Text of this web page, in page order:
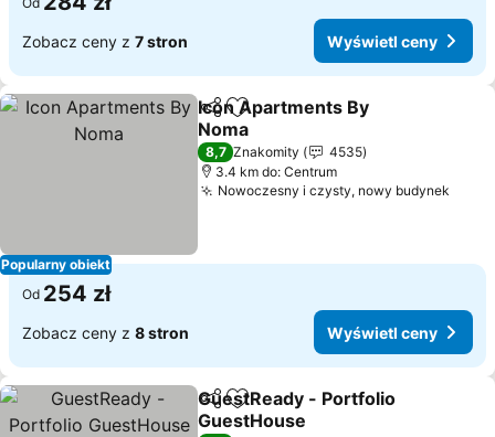
Zobacz ceny z 7 stron Wyświetl ceny
Popularny obiekt
UdostępnijDodaj do ulubionych
Icon Apartments By
Noma
8,7 Znakomity
4535
3.4 km do: Centrum
Nowoczesny i czysty, nowy budynek
Od 254 zł
Zobacz ceny z 8 stron Wyświetl ceny
Udostępnij
Dodaj do ulubionych
GuestReady - Portfolio
GuestHouse